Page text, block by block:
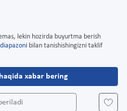
lekin hozirda buyurtma berish
bilan tanishishingizni taklif
xabar bering